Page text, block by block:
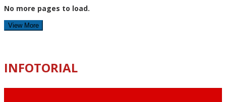
No more pages to load.
View More
INFOTORIAL